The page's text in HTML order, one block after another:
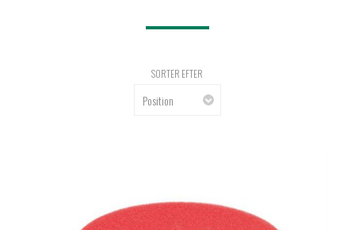
SORTER EFTER